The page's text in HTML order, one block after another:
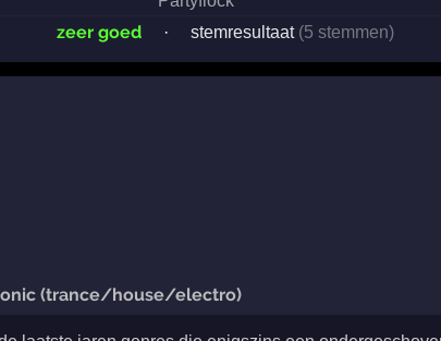
zeer goed · stemresultaat (5 stemmen)
(trance/house/electro)